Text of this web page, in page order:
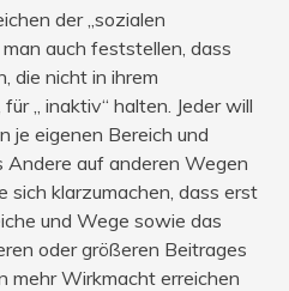
der „sozialen
auch feststellen, dass
die nicht in ihrem
„ inaktiv“ halten. Jeder will
je eigenen Bereich und
auf anderen Wegen
sich klarzumachen, dass erst
und Wege sowie das
oder größeren Beitrages
mehr Wirkmacht erreichen